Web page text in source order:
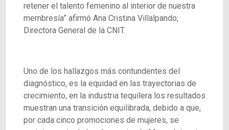
retener el talento femenino al interior de nuestra
membresía” afirmó Ana Cristina Villalpando,
Directora General de la CNIT.
Uno de los hallazgos más contundentes del
diagnóstico, es la equidad en las trayectorias de
crecimiento, en la industria tequilera los resultados
muestran una transición equilibrada, debido a que,
por cada cinco promociones de mujeres, se